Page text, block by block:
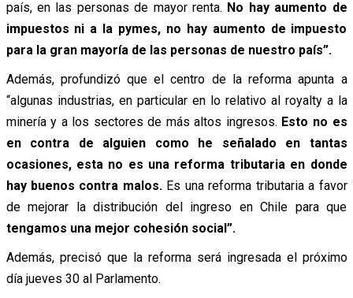
país, en las personas de mayor renta. No hay aumento de
impuestos ni a la pymes, no hay aumento de impuesto
para la gran mayoría de las personas de nuestro país”.
Además, profundizó que el centro de la reforma apunta a
“algunas industrias, en particular en lo relativo al royalty a la
minería y a los sectores de más altos ingresos. Esto no es
en contra de alguien como he señalado en tantas
ocasiones, esta no es una reforma tributaria en donde
hay buenos contra malos. Es una reforma tributaria a favor
de mejorar la distribución del ingreso en Chile para que
tengamos una mejor cohesión social”.
Además, precisó que la reforma será ingresada el próximo
día jueves 30 al Parlamento.